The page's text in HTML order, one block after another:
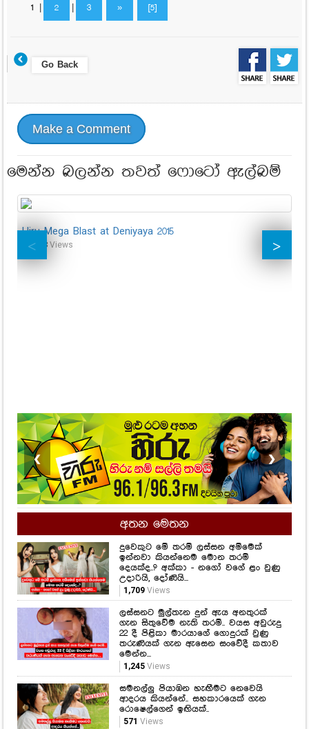
1| 2 3 » [5]
Go Back
Make a Comment
මෙන්න බලන්න තවත් ෆොටෝ ඇල්බම්
Hiru Mega Blast at Deniyaya 2015
40,683 Views
❮ ❯
අතන මෙතන
දුවෙකුට මේ තරම් ලස්සන අම්මෙක්
ඉන්නවා කියන්නෙම මොන තරම්
දෙයක්ද..? අක්කා - නගෝ වගේ ළං වුණු
උදාරියි, දෝණියි...
1,709Views
ලස්සනට මුල්තැන දුන් ඇය අනතුරක්
ගැන සිතුවේම නැති තරම්.. වයස අවුරුදු
22 දී පිළිකා මාරයාගේ ගොදුරක් වුණු
තරුණියක් ගැන ඇසෙන සංවේදී කතාව
මෙන්න...
1,245Views
සමනල්ලු පියාඹන හැඟීමට නෙවෙයි
ආදරය කියන්නේ.. සහකාරයෙක් ගැන
රොෂෙල්ගෙන් ඉඟියක්..
571 Views